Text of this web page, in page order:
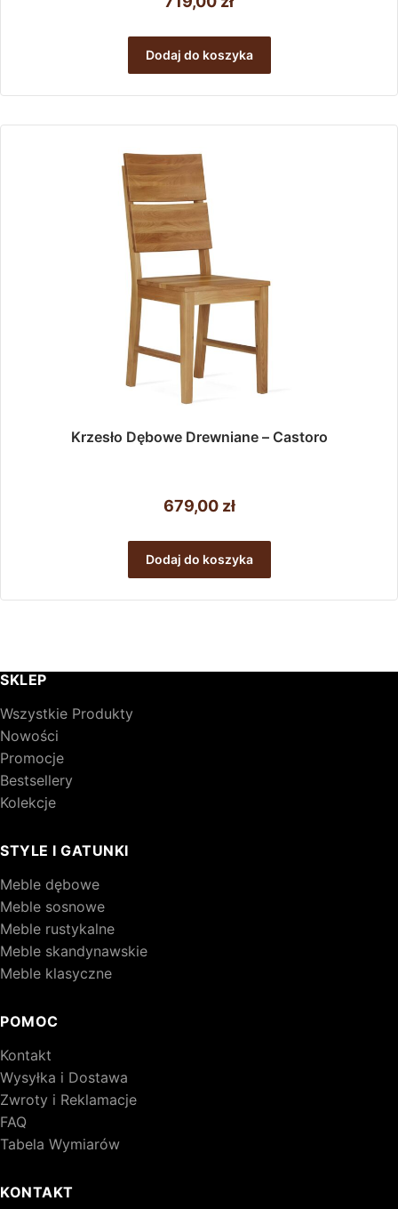
Dodaj do koszyka
Krzesło Dębowe Drewniane – Castoro
679,00 zł
Dodaj do koszyka
SKLEP
Wszystkie Produkty
Nowości
Promocje
Bestsellery
Kolekcje
STYLE I GATUNKI
Meble dębowe
Meble sosnowe
Meble rustykalne
Meble skandynawskie
Meble klasyczne
POMOC
Kontakt
Wysyłka i Dostawa
Zwroty i Reklamacje
FAQ
Tabela Wymiarów
KONTAKT